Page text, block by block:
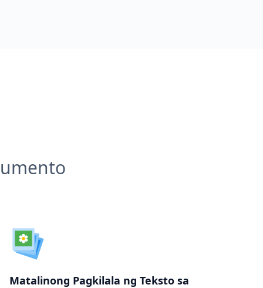
Matalinong Pagkilala ng Teksto sa